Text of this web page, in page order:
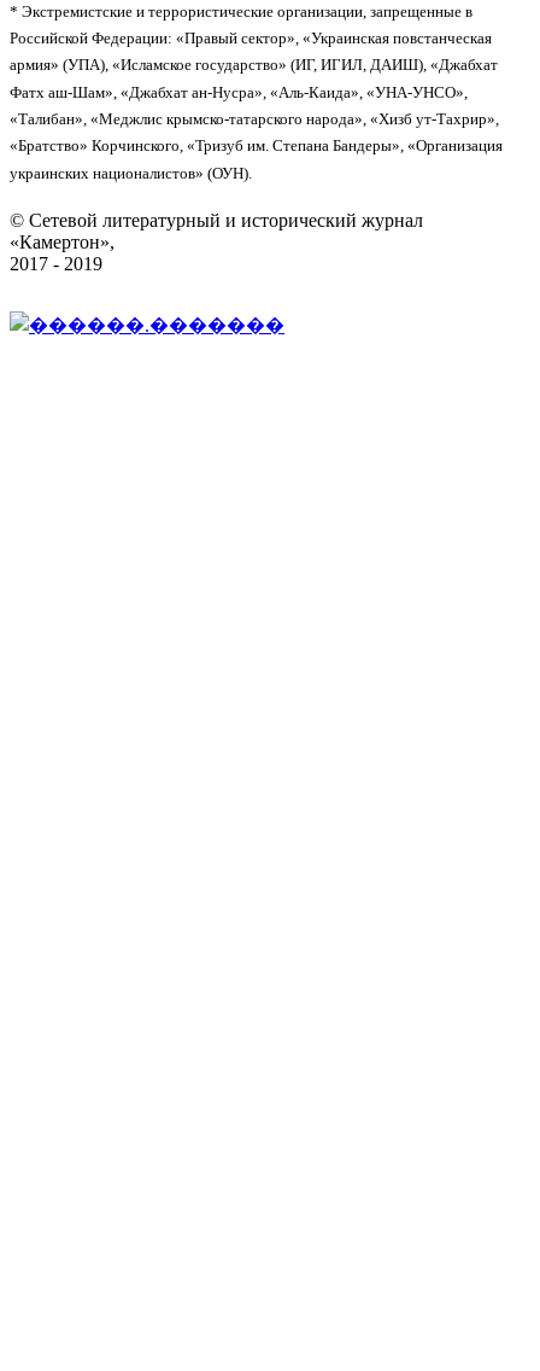
* Экстремистские и террористические организации, запрещенные в
Российской Федерации: «Правый сектор», «Украинская повстанческая
армия» (УПА), «Исламское государство» (ИГ, ИГИЛ, ДАИШ), «Джабхат
Фатх аш-Шам», «Джабхат ан-Нусра», «Аль-Каида», «УНА-УНСО»,
«Талибан», «Меджлис крымско-татарского народа», «Хизб ут-Тахрир»,
«Братство» Корчинского, «Тризуб им. Степана Бандеры», «Организация
украинских националистов» (ОУН).
© Сетевой литературный и исторический журнал
«Камертон»,
2017 - 2019